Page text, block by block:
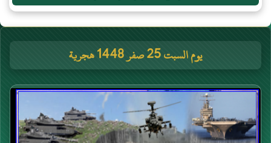
يوم السبت 25 صفر 1448 هجرية